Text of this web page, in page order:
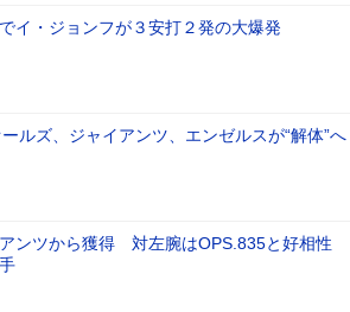
イ・ジョンフが３安打２発の大爆発
ズ、ジャイアンツ、エンゼルスが“解体”へ
ンツから獲得 対左腕はOPS.835と好相性